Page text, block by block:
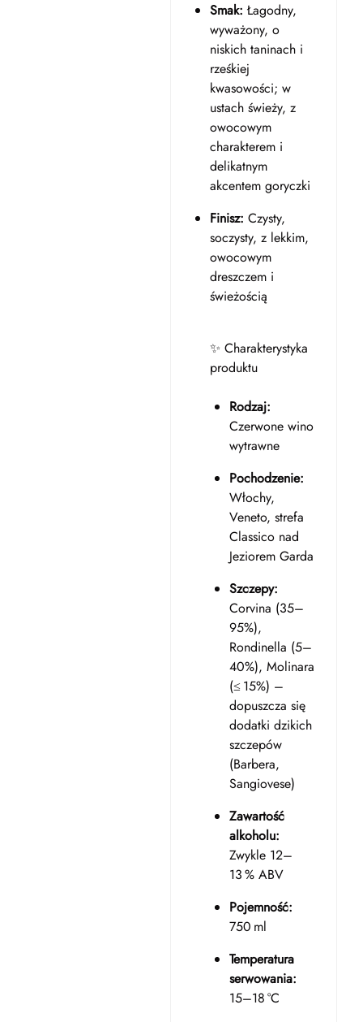
Smak: Łagodny,
wyważony, o
niskich taninach i
rześkiej
kwasowości; w
ustach świeży, z
owocowym
charakterem i
delikatnym
akcentem goryczki
Finisz: Czysty,
soczysty, z lekkim,
owocowym
dreszczem i
świeżością
✨ Charakterystyka
produktu
Rodzaj:
Czerwone wino
wytrawne
Pochodzenie:
Włochy,
Veneto, strefa
Classico nad
Jeziorem Garda
Szczepy:
Corvina (35–
95%),
Rondinella (5–
40%), Molinara
(≤ 15%) –
dopuszcza się
dodatki dzikich
szczepów
(Barbera,
Sangiovese)
Zawartość
alkoholu:
Zwykle 12–
13 % ABV
Pojemność:
750 ml
Temperatura
serwowania:
15–18 °C